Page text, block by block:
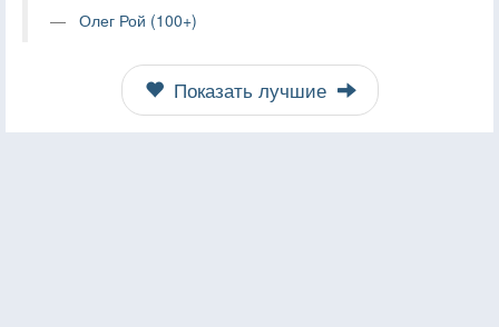
Олег Рой (100+)
Показать лучшие